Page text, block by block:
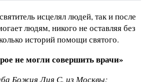
исцелял людей, так и после
людям, никого не оставляя без
историй помощи святого.
не могли совершить врачи»
Божия Лия С. из Москвы: